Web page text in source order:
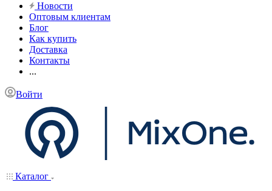
Новости
Оптовым клиентам
Блог
Как купить
Доставка
Контакты
...
Войти
Каталог